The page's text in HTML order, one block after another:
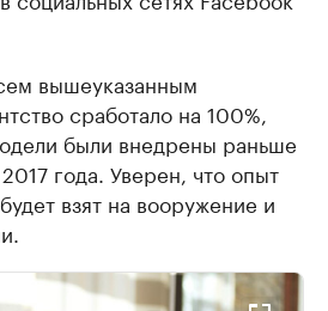
вышеуказанным
сработало на 100%,
были внедрены раньше
года. Уверен, что опыт
взят на вооружение и